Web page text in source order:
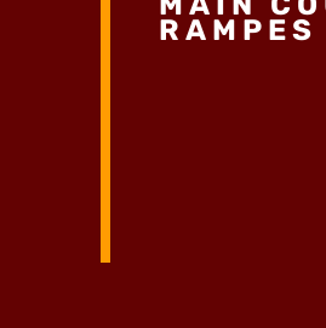
RAMPES